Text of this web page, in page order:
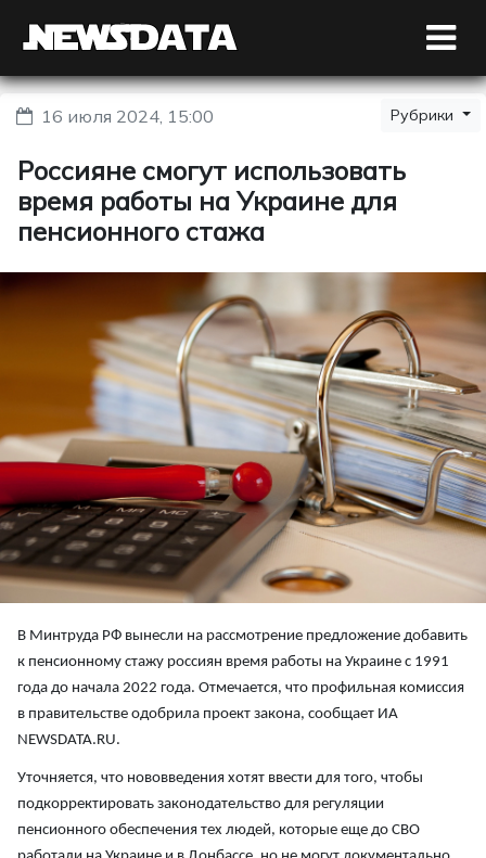
16 июля 2024, 15:00 Рубрики
Россияне смогут использовать
время работы на Украине для
пенсионного стажа
В Минтруда РФ вынесли на рассмотрение предложение добавить
к пенсионному стажу россиян время работы на Украине с 1991
года до начала 2022 года. Отмечается, что профильная комиссия
в правительстве одобрила проект закона, сообщает ИА
NEWSDATA.RU.
Уточняется, что нововведения хотят ввести для того, чтобы
подкорректировать законодательство для регуляции
пенсионного обеспечения тех людей, которые еще до СВО